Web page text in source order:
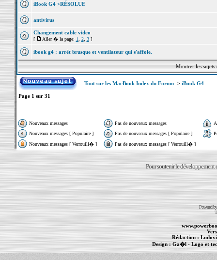
iBook G4 >RÉSOLUE
antivirus
Changement cable video
[ Aller � la page: 1 2, 3]
ibook g4 : arrêt brusque et ventilateur qui s'affole.
Montrer les
Tout sur les MacBook Index du Forum-> iBook G4
Page 1 sur 31
Nouveaux messages Pas de nouveaux messages
Nouveaux messages [ Populaire ]
Pas de nouveaux messages [ Populaire ]
Nouveaux messages [ Verrouill� ]
Pas de nouveaux messages [ Verrouill� ]
Pour soutenir le développement
Powered
Rédaction :
Design : Ga�l- Logo et